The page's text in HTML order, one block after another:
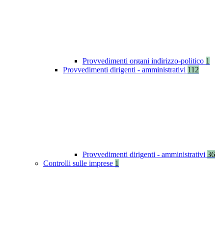
Provvedimenti organi indirizzo-politico 1
Provvedimenti dirigenti - amministrativi 112
Provvedimenti dirigenti - amministrativi 36
Controlli sulle imprese 1